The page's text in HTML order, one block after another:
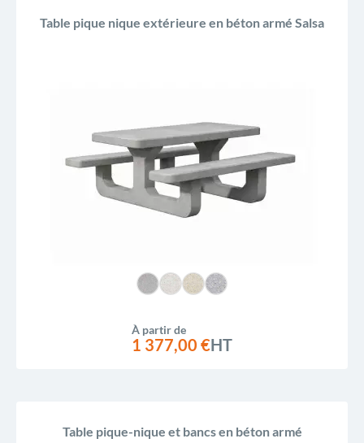
Table pique nique extérieure en béton armé Salsa
À partir de
1 377,00 €HT
Table pique-nique et bancs en béton armé